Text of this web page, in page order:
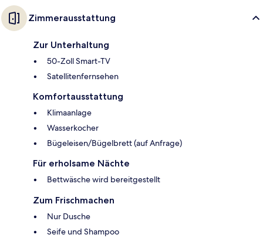
Zimmerausstattung
Zur Unterhaltung
50-Zoll Smart-TV
Satellitenfernsehen
Komfortausstattung
Klimaanlage
Wasserkocher
Bügeleisen/Bügelbrett (auf Anfrage)
Für erholsame Nächte
Bettwäsche wird bereitgestellt
Zum Frischmachen
Nur Dusche
Seife und Shampoo